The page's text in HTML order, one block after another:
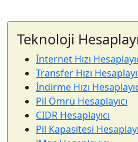
Teknoloji
İnternet Hızı
Transfer Hızı
İndirme Hızı
Pil Ömrü Hesaplayıcı
CIDR Hesaplayıcı
Pil Kapasitesi